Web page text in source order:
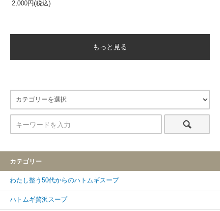
2,000円(税込)
もっと見る
カテゴリー
わたし整う50代からのハトムギスープ
ハトムギ贅沢スープ